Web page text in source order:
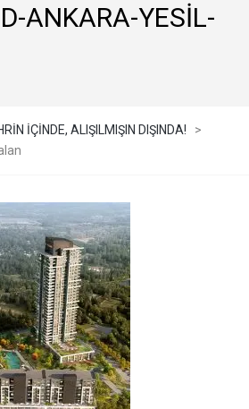
ANKARA-YESIL-
İÇİNDE, ALIŞILMIŞIN DIŞINDA!
>